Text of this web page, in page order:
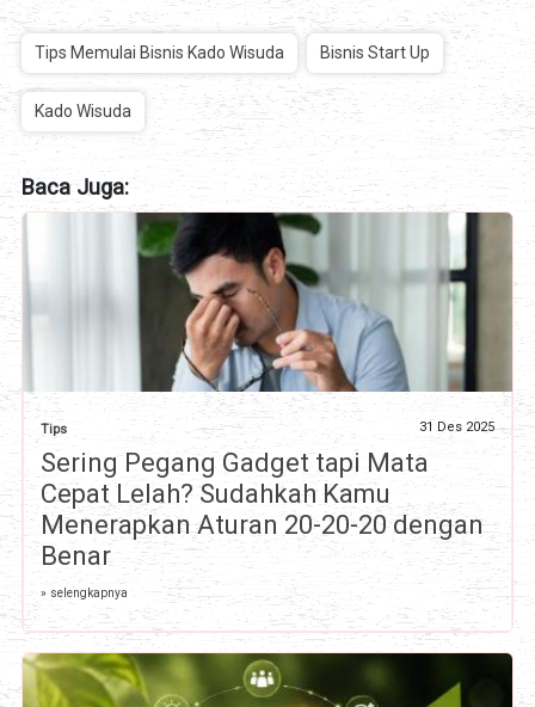
Tips Memulai Bisnis Kado Wisuda Bisnis Start Up
Kado Wisuda
Baca Juga:
Tips 31 Des 2025
Sering Pegang Gadget tapi Mata
Cepat Lelah? Sudahkah Kamu
Menerapkan Aturan 20-20-20 dengan
Benar
» selengkapnya